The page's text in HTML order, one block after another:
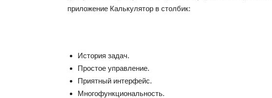
приложение Калькулятор в столбик:
История задач.
Простое управление.
Приятный интерфейс.
Многофункциональность.